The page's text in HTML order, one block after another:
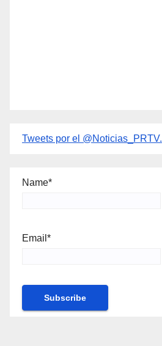
Tweets por el @Noticias_PRTV.
Name*
Email*